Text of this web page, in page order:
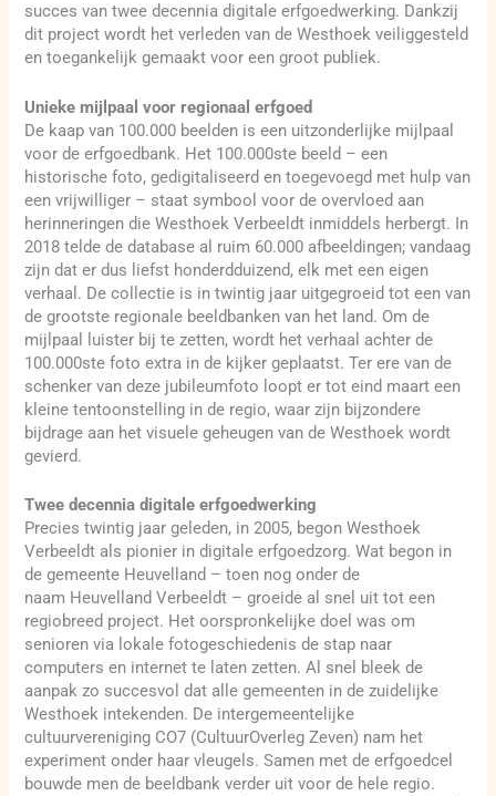
succes van twee decennia digitale erfgoedwerking. Dankzij
dit project wordt het verleden van de Westhoek veiliggesteld
en toegankelijk gemaakt voor een groot publiek.
Unieke mijlpaal voor regionaal erfgoed
De kaap van 100.000 beelden is een uitzonderlijke mijlpaal
voor de erfgoedbank. Het 100.000ste beeld – een
historische foto, gedigitaliseerd en toegevoegd met hulp van
een vrijwilliger – staat symbool voor de overvloed aan
herinneringen die Westhoek Verbeeldt inmiddels herbergt. In
2018 telde de database al ruim 60.000 afbeeldingen; vandaag
zijn dat er dus liefst honderdduizend, elk met een eigen
verhaal. De collectie is in twintig jaar uitgegroeid tot een van
de grootste regionale beeldbanken van het land. Om de
mijlpaal luister bij te zetten, wordt het verhaal achter de
100.000ste foto extra in de kijker geplaatst. Ter ere van de
schenker van deze jubileumfoto loopt er tot eind maart een
kleine tentoonstelling in de regio, waar zijn bijzondere
bijdrage aan het visuele geheugen van de Westhoek wordt
gevierd.
Twee decennia digitale erfgoedwerking
Precies twintig jaar geleden, in 2005, begon Westhoek
Verbeeldt als pionier in digitale erfgoedzorg. Wat begon in
de gemeente Heuvelland – toen nog onder de
naam Heuvelland Verbeeldt – groeide al snel uit tot een
regiobreed project. Het oorspronkelijke doel was om
senioren via lokale fotogeschiedenis de stap naar
computers en internet te laten zetten. Al snel bleek de
aanpak zo succesvol dat alle gemeenten in de zuidelijke
Westhoek intekenden. De intergemeentelijke
cultuurvereniging CO7 (CultuurOverleg Zeven) nam het
experiment onder haar vleugels. Samen met de erfgoedcel
bouwde men de beeldbank verder uit voor de hele regio.